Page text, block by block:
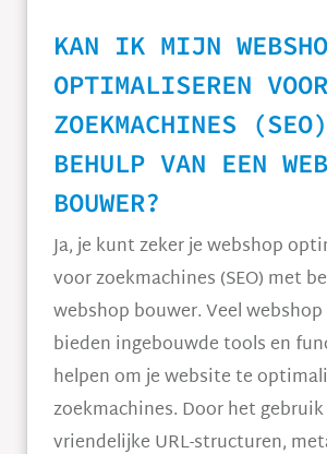
KAN IK MIJN
OPTIMALISEREN VOOR
ZOEKMACHINES
BEHULP VAN EEN
BOUWER?
Ja, je kunt zeker je webshop
voor zoekmachines (SEO) met
webshop bouwer. Veel
bieden ingebouwde tools en
helpen om je website te
zoekmachines. Door het gebruik
vriendelijke URL-structuren,